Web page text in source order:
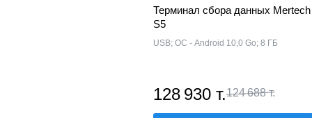
Терминал сбора данных Mertech
S5
USB; ОС - Android 10,0 Go; 8 ГБ
128 930 т.124 688 т.